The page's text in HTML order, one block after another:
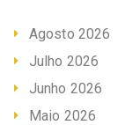
Agosto 2026
Julho 2026
Junho 2026
Maio 2026